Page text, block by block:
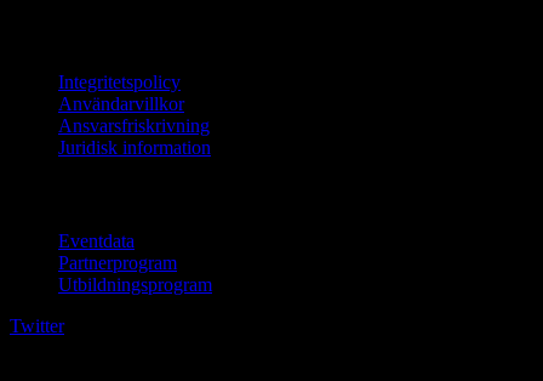
Integritetspolicy
Användarvillkor
Ansvarsfriskrivning
Juridisk information
Eventdata
Partnerprogram
Utbildningsprogram
Twitter